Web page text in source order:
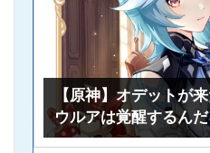
【原神】オデットが
ウルアは覚醒するんだ